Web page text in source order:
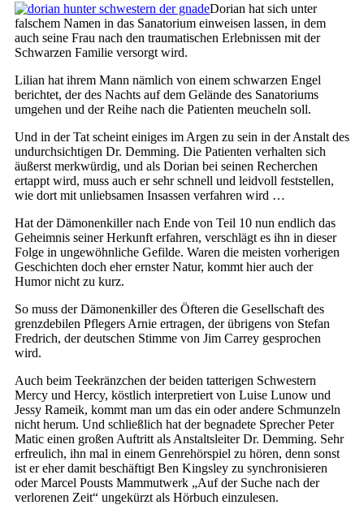
Dorian hat sich unter
falschem Namen in das Sanatorium einweisen lassen, in dem
auch seine Frau nach den traumatischen Erlebnissen mit der
Schwarzen Familie versorgt wird.
Lilian hat ihrem Mann nämlich von einem schwarzen Engel
berichtet, der des Nachts auf dem Gelände des Sanatoriums
umgehen und der Reihe nach die Patienten meucheln soll.
Und in der Tat scheint einiges im Argen zu sein in der Anstalt des
undurchsichtigen Dr. Demming. Die Patienten verhalten sich
äußerst merkwürdig, und als Dorian bei seinen Recherchen
ertappt wird, muss auch er sehr schnell und leidvoll feststellen,
wie dort mit unliebsamen Insassen verfahren wird …
Hat der Dämonenkiller nach Ende von Teil 10 nun endlich das
Geheimnis seiner Herkunft erfahren, verschlägt es ihn in dieser
Folge in ungewöhnliche Gefilde. Waren die meisten vorherigen
Geschichten doch eher ernster Natur, kommt hier auch der
Humor nicht zu kurz.
So muss der Dämonenkiller des Öfteren die Gesellschaft des
grenzdebilen Pflegers Arnie ertragen, der übrigens von Stefan
Fredrich, der deutschen Stimme von Jim Carrey gesprochen
wird.
Auch beim Teekränzchen der beiden tatterigen Schwestern
Mercy und Hercy, köstlich interpretiert von Luise Lunow und
Jessy Rameik, kommt man um das ein oder andere Schmunzeln
nicht herum. Und schließlich hat der begnadete Sprecher Peter
Matic einen großen Auftritt als Anstaltsleiter Dr. Demming. Sehr
erfreulich, ihn mal in einem Genrehörspiel zu hören, denn sonst
ist er eher damit beschäftigt Ben Kingsley zu synchronisieren
oder Marcel Pousts Mammutwerk „Auf der Suche nach der
verlorenen Zeit“ ungekürzt als Hörbuch einzulesen.